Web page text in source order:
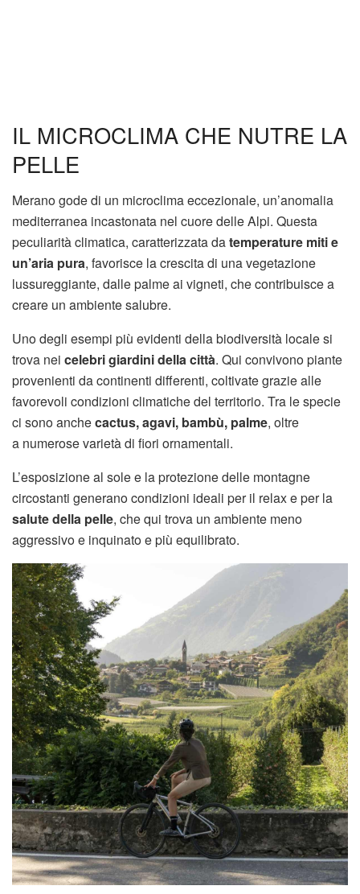
IL MICROCLIMA CHE NUTRE LA
PELLE
Merano gode di un microclima eccezionale, un’anomalia
mediterranea incastonata nel cuore delle Alpi. Questa
peculiarità climatica, caratterizzata datemperature miti e
un’aria pura, favorisce la crescita di una vegetazione
lussureggiante, dalle palme ai vigneti, che contribuisce a
creare un ambiente salubre.
Uno degli esempi più evidenti della biodiversità locale si
trova nei celebri giardini della città. Qui convivono piante
provenienti da continenti differenti, coltivate grazie alle
favorevoli condizioni climatiche del territorio. Tra le specie
ci sono anchecactus, agavi, bambù, palme, oltre
a numerose varietà di fiori ornamentali.
L’esposizione al sole e la protezione delle montagne
circostanti generano condizioni ideali per il relax e per la
salute della pelle, che qui trova un ambiente meno
aggressivo e inquinato e più equilibrato.